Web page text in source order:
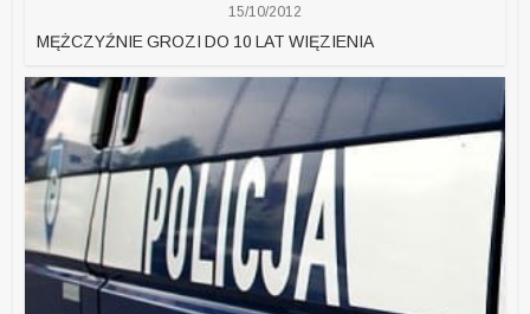
15/10/2012
MĘŻCZYŹNIE GROZI DO 10 LAT WIĘZIENIA